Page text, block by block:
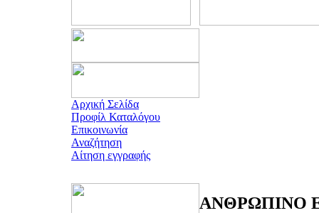
Αρχική Σελίδα
Προφίλ Καταλόγου
Επικοινωνία
Αναζήτηση
Αίτηση εγγραφής
ΑΝΘΡΩΠΙΝΟ